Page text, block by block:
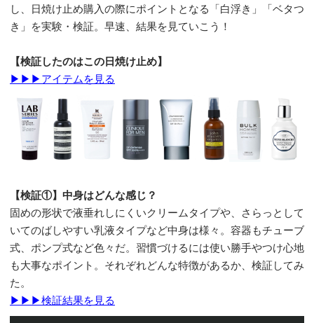
し、日焼け止め購入の際にポイントとなる「白浮き」「ベタつ
き」を実験・検証。早速、結果を見ていこう！
【検証したのはこの日焼け止め】
▶▶▶アイテムを見る
【検証①】中身はどんな感じ？
固めの形状で液垂れしにくいクリームタイプや、さらっとして
いてのばしやすい乳液タイプなど中身は様々。容器もチューブ
式、ポンプ式など色々だ。習慣づけるには使い勝手やつけ心地
も大事なポイント。それぞれどんな特徴があるか、検証してみ
た。
▶▶▶検証結果を見る